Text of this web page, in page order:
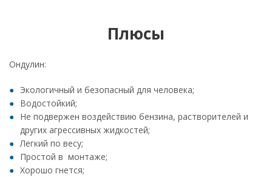
Плюсы
Ондулин:
Экологичный и безопасный для человека;
Водостойкий;
Не подвержен воздействию бензина, растворителей и
других агрессивных жидкостей;
Легкий по весу;
Простой в монтаже;
Хорошо гнется;